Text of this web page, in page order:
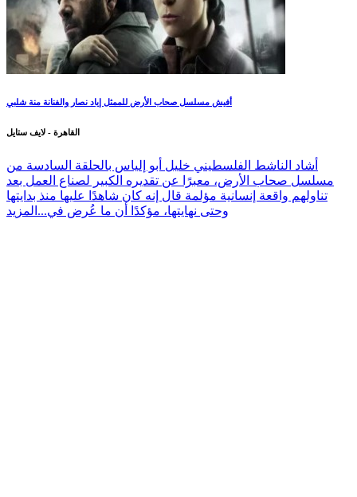
أفيش مسلسل صحاب الأرض للممثل إياد نصار والفنانة منة شلبي
القاهرة - لايف ستايل
أشاد الناشط الفلسطيني خليل أبو إلياس بالحلقة السادسة من
مسلسل صحاب الأرض، معبرًا عن تقديره الكبير لصناع العمل بعد
تناولهم واقعة إنسانية مؤلمة قال إنه كان شاهدًا عليها منذ بدايتها
وحتى نهايتها، مؤكدًا أن ما عُرض في... المزيد